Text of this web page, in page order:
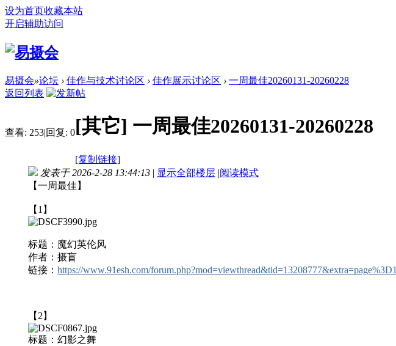
设为首页收藏本站
开启辅助访问
易摄会»论坛 › 佳作与技术讨论区 › 佳作展示讨论区 › 一周最佳20260131-20260228
返回列表
查看: 253|回复: 0[其它] 一周最佳20260131-20260228
[复制链接]
发表于 2026-2-28 13:44:13 | 显示全部楼层 |阅读模式
【一周最佳】
【1】
标题： 魔幻英伦风
作者：摄盲
链接： https://www.91esh.com/forum.php?mod=viewthread&tid=13208777&extra=page%3D1
【2】
标题： 幻影之舞